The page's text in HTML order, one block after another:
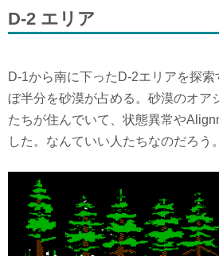
D-2 エリア
D-1から南に下ったD-2エリアを探
ぼ半分を砂漠が占める。砂漠のオア
たちが住んでいて、状態異常や
した。なんていい人たちなのだろう。